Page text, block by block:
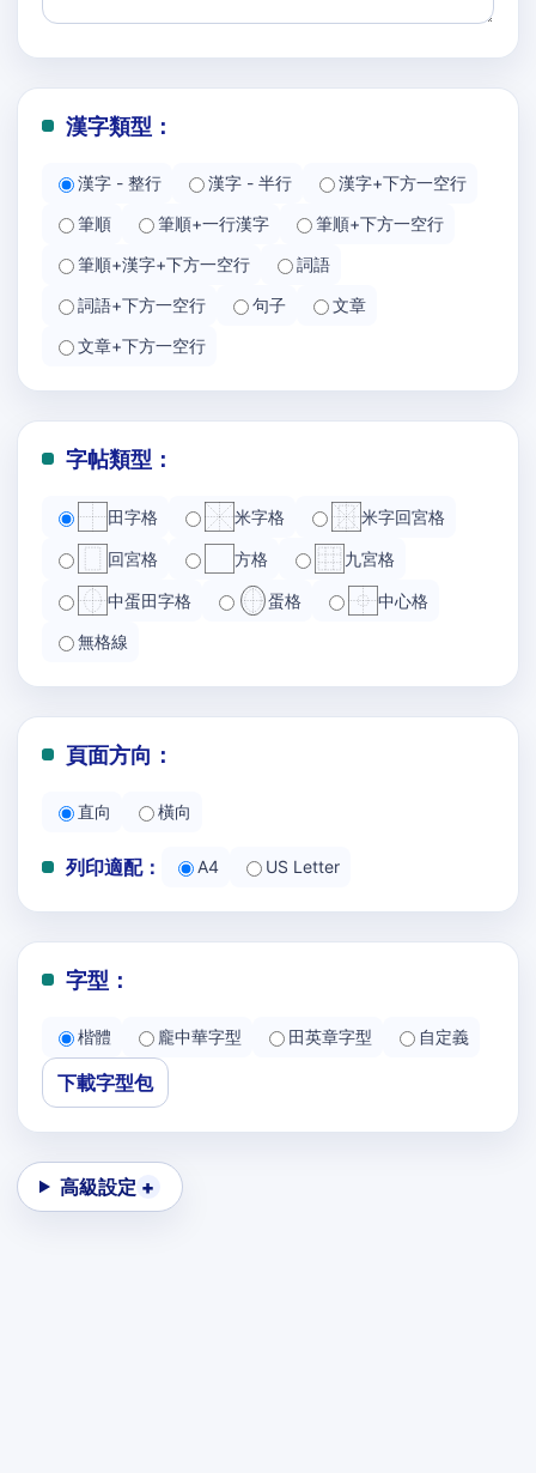
漢字類型：
漢字 - 整行 漢字 - 半行
漢字+下方一空行
筆順
筆順+一行漢字
筆順+下方一空行
筆順+漢字+下方一空行
詞語
詞語+下方一空行
句子
文章
文章+下方一空行
字帖類型：
田字格 米字格 米字回宮格
回宮格 方格 九宮格
中蛋田字格 蛋格 中心格
無格線
頁面方向：
直向 橫向
列印適配： A4 US Letter
字型：
楷體 龐中華字型 田英章字型 自定義
下載字型包
高級設定